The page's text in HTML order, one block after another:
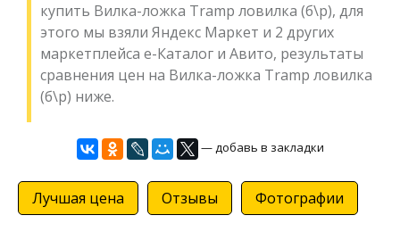
купить Вилка-ложка Tramp ловилка (б\р), для
этого мы взяли Яндекс Маркет и 2 других
маркетплейса е-Каталог и Авито, результаты
сравнения цен на Вилка-ложка Tramp ловилка
(б\р) ниже.
— добавь в закладки
Лучшая цена Отзывы Фотографии